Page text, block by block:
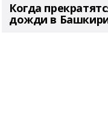
Когда
дожди в